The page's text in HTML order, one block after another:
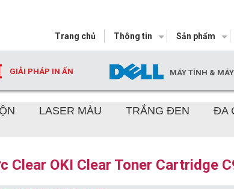
Trang chủ Thông tin Sản phẩm
GIẢI PHÁP IN ẤN MÁY TÍNH &
LASER MÀU TRẮNG ĐEN ĐA
Clear OKI Clear Toner Cartridge